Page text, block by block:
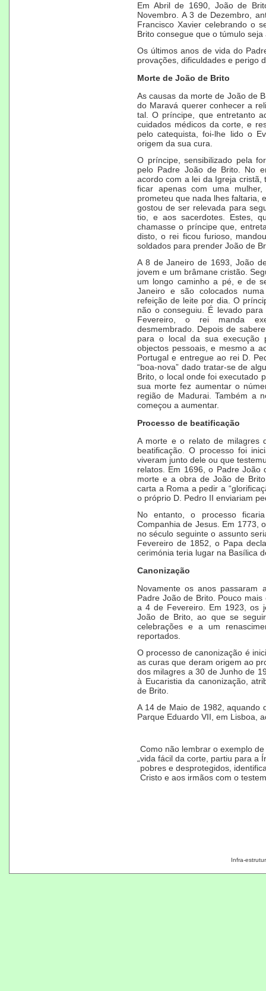
Em Abril de 1690 , João de
Novembro. A3 de Dezembro ,
Francisco Xavier celebrando o
Brito consegue que o túmulo seja
Os últimos anos de vida do
provações, dificuldades e perigo
Morte de João de Brito
As causas da morte de João de
do Maravá querer conhecer a
tal. O príncipe, que entretanto
cuidados médicos da corte, e
pelo catequista, foi-lhe lido o
origem da sua cura.
O príncipe, sensibilizado pela
pelo Padre João de Brito. No
acordo com a lei da Igreja
ficar apenas com uma
prometeu que nada lhes faltaria,
gostou de ser relevada para
tio, e aos sacerdotes. Estes,
chamasse o príncipe que,
disto, o rei ficou furioso,
soldados para prender João de
A 8 de Janeiro de 1693 , João
jovem e um brâmane cristão.
um longo caminho a pé, e de
Janeiro e são colocados
refeição de leite por dia. O
não o conseguiu. É levado
Fevereiro, o rei manda
desmembrado. Depois de
para o local da sua execução
objectos pessoais, e mesmo a
Portugal e entregue ao rei D.
“boa-nova” dado tratar-se de
Brito, o local onde foi executado
sua morte fez aumentar o
região de Madurai. Também a
começou a aumentar.
Processo de beatificação
A morte e o relato de milagres
beatificação . O processo foi
viveram junto dele ou que
relatos. Em 1696 , o Padre
morte e a obra de João de
carta a Roma a pedir a “
o próprio D. Pedro II enviariam
No entanto, o processo
Companhia de Jesus. Em 1773 ,
no século seguinte o assunto
Fevereiro de 1852 , o Papa
cerimónia teria lugar na Basílica
Canonização
Novamente os anos
Padre João de Brito. Pouco
a 4 de Fevereiro. Em 1923 , os
João de Brito, ao que se
celebrações e a um
reportados.
O processo de canonização é
as curas que deram origem ao
dos milagres a30 de Junhode
à Eucaristia da canonização,
de Brito.
A 14 de Maio de 1982 ,
Parque Eduardo VII , em Lisboa ,
“
Como não lembrar o exemplo
vida fácil da corte, partiu para a
pobres e desprotegidos,
Cristo e aos irmãos com o
Infra-